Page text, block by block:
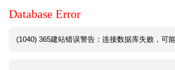
Database Error
(1040) 365建站错误警告：连接数据库失败，可